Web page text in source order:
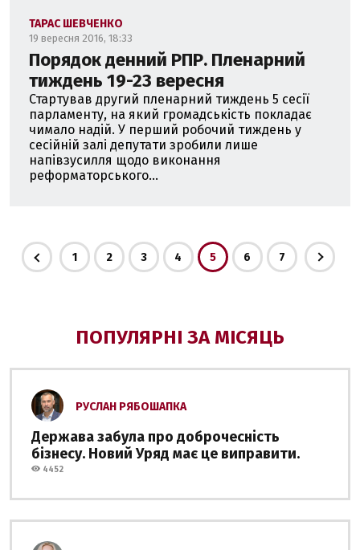
ТАРАС ШЕВЧЕНКО
19 вересня 2016, 18:33
Порядок денний РПР. Пленарний
тиждень 19-23 вересня
Стартував другий пленарний тиждень 5 сесії
парламенту, на який громадськість покладає
чимало надій. У перший робочий тиждень у
сесійній залі депутати зробили лише
напівзусилля щодо виконання
реформаторського...
1 2 3 4 5 6 7
ПОПУЛЯРНІ ЗА МІСЯЦЬ
РУСЛАН РЯБОШАПКА
Держава забула про доброчесність
бізнесу. Новий Уряд має це виправити.
4452